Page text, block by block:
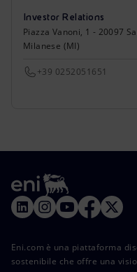
Investor Relations
Piazza Vanoni, 1 - 20097
Milanese (MI)
+39 0252051651
Eni.com è una piattaforma
sostenibile che offre una